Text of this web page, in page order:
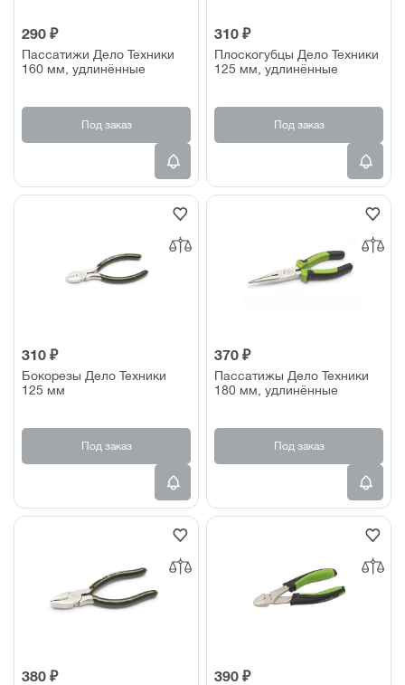
290 ₽
Пассатижи Дело Техники
160 мм, удлинённые
Под заказ
310 ₽
Плоскогубцы Дело Техники
125 мм, удлинённые
Под заказ
310 ₽
Бокорезы Дело Техники
125 мм
Под заказ
370 ₽
Пассатижы Дело Техники
180 мм, удлинённые
Под заказ
380 ₽ 390 ₽